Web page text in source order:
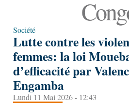
Société
Lutte contre les
femmes: la loi
d’efficacité par
Engamba
Lundi 11 Mai 2026 - 12:43